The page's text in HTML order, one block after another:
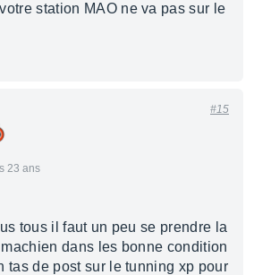
station MAO ne va pas sur le
23 ans
#15
tous il faut un peu se prendre la
dans les bonne condition
tas de post sur le tunning xp pour